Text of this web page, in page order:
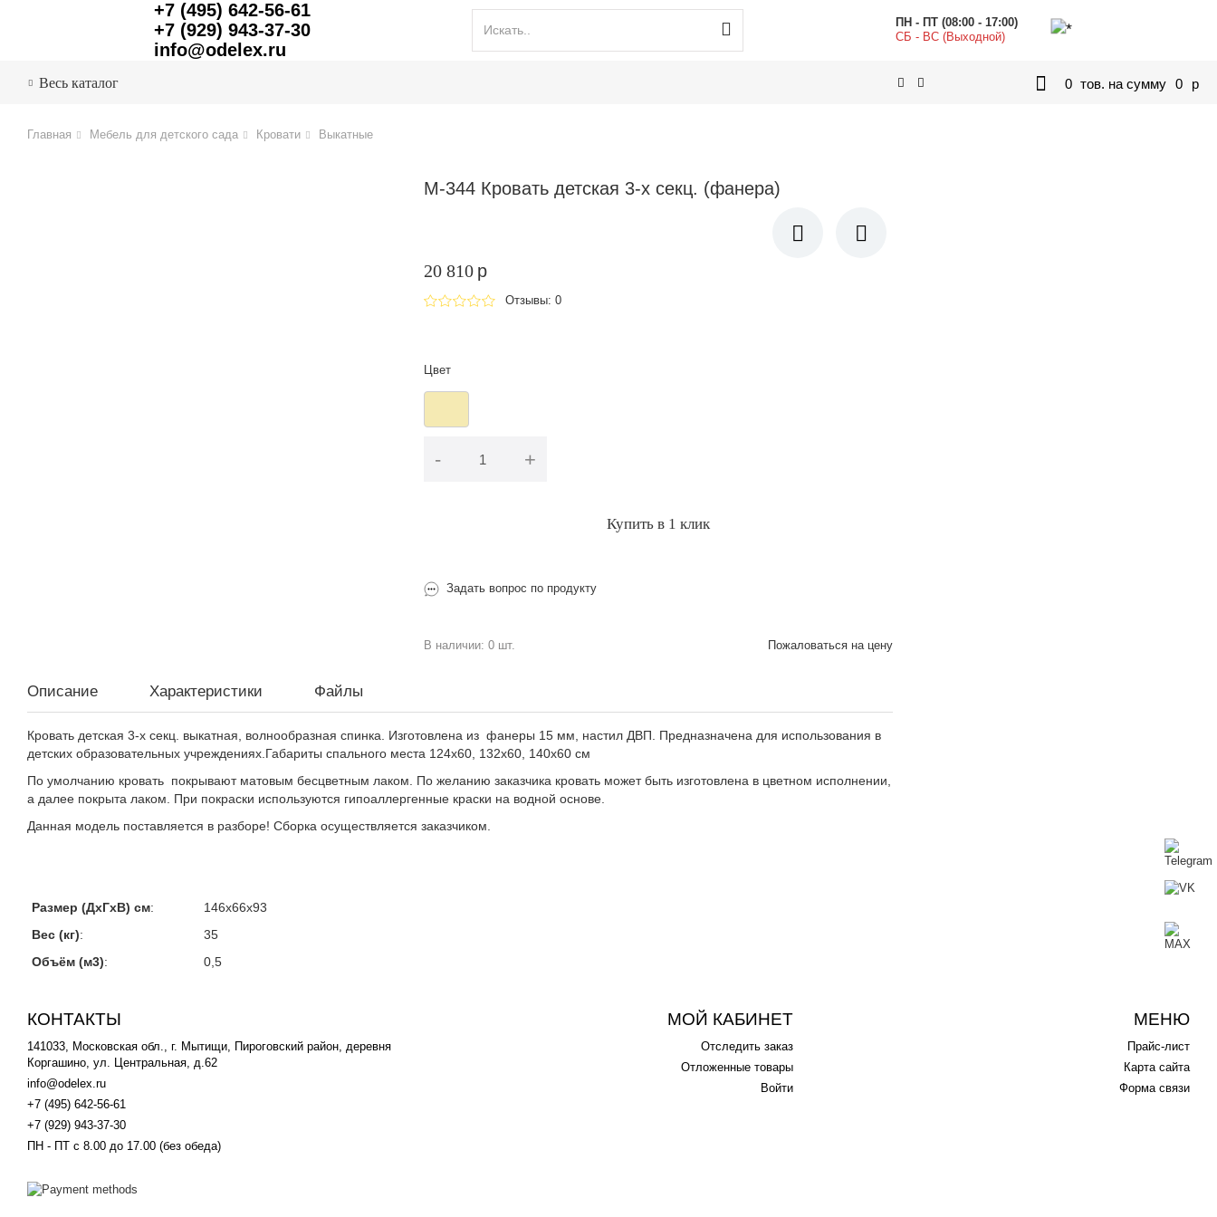
+7 (495) 642-56-61
+7 (929) 943-37-30
info@odelex.ru
ПН - ПТ (08:00 - 17:00)
СБ - ВС (Выходной)
Весь каталог 0 тов. на сумму 0 p
Главная Мебель для детского сада Кровати Выкатные
М-344 Кровать детская 3-х секц. (фанера)
20 810 p
Отзывы: 0
Цвет
- +
Купить в 1 клик
Задать вопрос по продукту
В наличии: 0 шт. Пожаловаться на цену
Описание Характеристики Файлы
Кровать детская 3-х секц. выкатная, волнообразная спинка. Изготовлена из фанеры 15 мм, настил ДВП. Предназначена для использования в
детских образовательных учреждениях.Габариты спального места 124х60, 132х60, 140х60 см
По умолчанию кровать покрывают матовым бесцветным лаком. По желанию заказчика кровать может быть изготовлена в цветном исполнении,
а далее покрыта лаком. При покраски используются гипоаллергенные краски на водной основе.
Данная модель поставляется в разборе! Сборка осуществляется заказчиком.
Размер (ДхГхВ) см:
146х66х93
Вес (кг):
35
Объём (м3): 0,5
КОНТАКТЫ
141033, Московская обл., г. Мытищи, Пироговский район, деревня
Коргашино, ул. Центральная, д.62
info@odelex.ru
+7 (495) 642-56-61
+7 (929) 943-37-30
ПН - ПТ с 8.00 до 17.00 (без обеда)
МОЙ КАБИНЕТ
Отследить заказ
Отложенные товары
Войти
МЕНЮ
Прайс-лист
Карта сайта
Форма связи